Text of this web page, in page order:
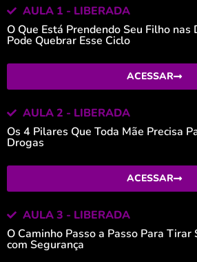
AULA 1 - LIBERADA
O Que Está Prendendo Seu Filho nas
Pode Quebrar Esse Ciclo
ACESSAR
AULA 2 - LIBERADA
Os 4 Pilares Que Toda Mãe Precisa
Drogas
ACESSAR
AULA 3 - LIBERADA
O Caminho Passo a Passo Para
com Segurança